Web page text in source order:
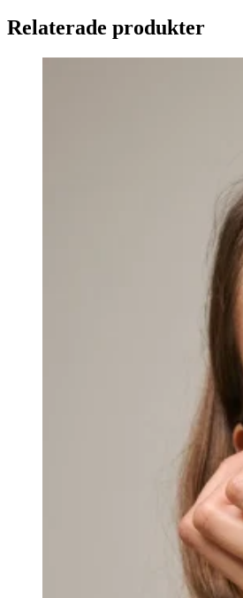
Relaterade produkter